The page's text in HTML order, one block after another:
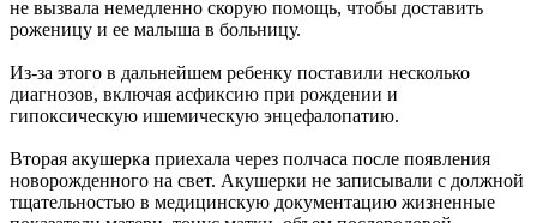
не вызвала немедленно скорую помощь, чтобы доставить
роженицу и ее малыша в больницу.
Из-за этого в дальнейшем ребенку поставили несколько
диагнозов, включая асфиксию при рождении и
гипоксическую ишемическую энцефалопатию.
Вторая акушерка приехала через полчаса после появления
новорожденного на свет. Акушерки не записывали с должной
тщательностью в медицинскую документацию жизненные